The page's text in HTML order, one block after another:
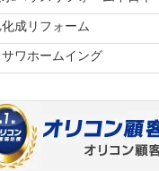
成リフォーム
サワホームイング